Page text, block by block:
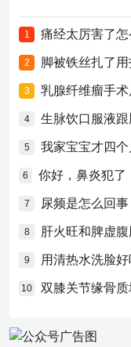
1 痛经太厉害了
2 脚被铁丝扎了
3 乳腺纤维瘤手
4 生脉饮口服液
5 我家宝宝才四个
6
7 尿频是怎么回事
8 肝火旺和脾虚
9 用清热水洗脸
10 双膝关节缘骨